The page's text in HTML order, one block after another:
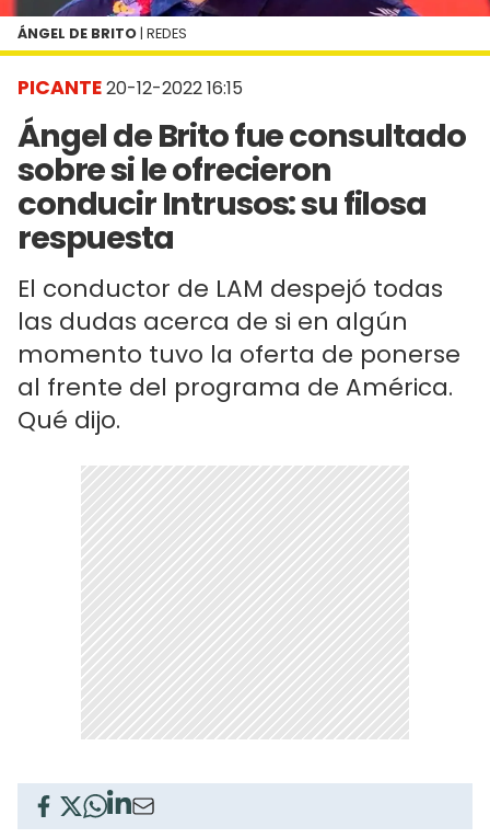
PICANTE20-12-2022 16:15
Ángel de Brito fue consultado
sobre si le ofrecieron
conducir Intrusos: su filosa
respuesta
El conductor de LAM despejó todas
las dudas acerca de si en algún
momento tuvo la oferta de ponerse
al frente del programa de América.
Qué dijo.
ÁNGEL DE BRITO | REDES